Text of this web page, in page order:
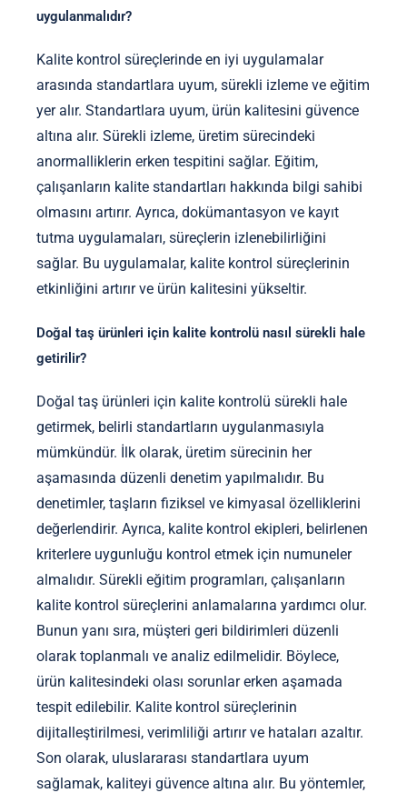
uygulanmalıdır?
Kalite kontrol süreçlerinde en iyi uygulamalar
arasında standartlara uyum, sürekli izleme ve eğitim
yer alır. Standartlara uyum, ürün kalitesini güvence
altına alır. Sürekli izleme, üretim sürecindeki
anormalliklerin erken tespitini sağlar. Eğitim,
çalışanların kalite standartları hakkında bilgi sahibi
olmasını artırır. Ayrıca, dokümantasyon ve kayıt
tutma uygulamaları, süreçlerin izlenebilirliğini
sağlar. Bu uygulamalar, kalite kontrol süreçlerinin
etkinliğini artırır ve ürün kalitesini yükseltir.
Doğal taş ürünleri için kalite kontrolü nasıl sürekli hale
getirilir?
Doğal taş ürünleri için kalite kontrolü sürekli hale
getirmek, belirli standartların uygulanmasıyla
mümkündür. İlk olarak, üretim sürecinin her
aşamasında düzenli denetim yapılmalıdır. Bu
denetimler, taşların fiziksel ve kimyasal özelliklerini
değerlendirir. Ayrıca, kalite kontrol ekipleri, belirlenen
kriterlere uygunluğu kontrol etmek için numuneler
almalıdır. Sürekli eğitim programları, çalışanların
kalite kontrol süreçlerini anlamalarına yardımcı olur.
Bunun yanı sıra, müşteri geri bildirimleri düzenli
olarak toplanmalı ve analiz edilmelidir. Böylece,
ürün kalitesindeki olası sorunlar erken aşamada
tespit edilebilir. Kalite kontrol süreçlerinin
dijitalleştirilmesi, verimliliği artırır ve hataları azaltır.
Son olarak, uluslararası standartlara uyum
sağlamak, kaliteyi güvence altına alır. Bu yöntemler,